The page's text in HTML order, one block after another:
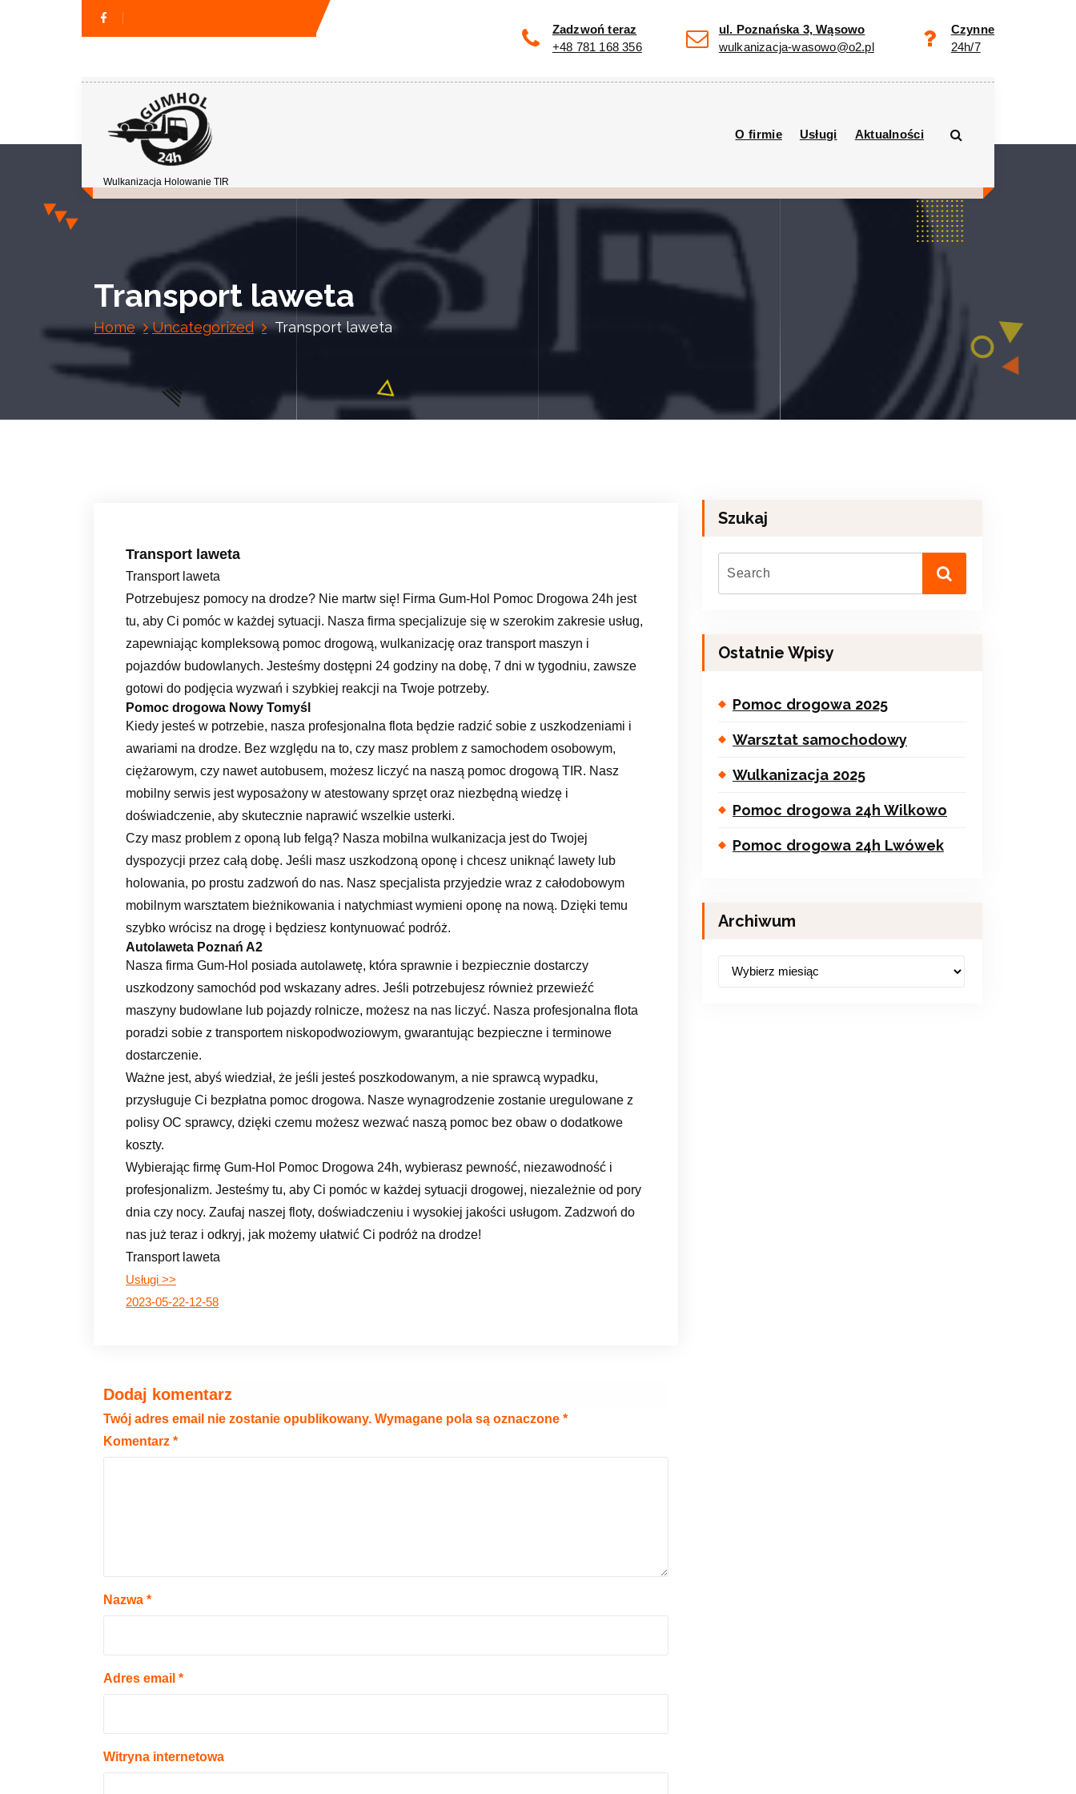
Zadzwoń teraz
+48 781 168 356
ul. Poznańska 3, Wąsowo
wulkanizacja-wasowo@o2.pl
Czynne
24h/7
Wulkanizacja Holowanie TIR
O firmie Usługi Aktualności
Transport laweta
Home Uncategorized Transport laweta
Transport laweta
Transport laweta
Potrzebujesz pomocy na drodze? Nie martw się! Firma Gum-Hol Pomoc Drogowa 24h jest
tu, aby Ci pomóc w każdej sytuacji. Nasza firma specjalizuje się w szerokim zakresie usług,
zapewniając kompleksową pomoc drogową, wulkanizację oraz transport maszyn i
pojazdów budowlanych. Jesteśmy dostępni 24 godziny na dobę, 7 dni w tygodniu, zawsze
gotowi do podjęcia wyzwań i szybkiej reakcji na Twoje potrzeby.
Pomoc drogowa Nowy Tomyśl
Kiedy jesteś w potrzebie, nasza profesjonalna flota będzie radzić sobie z uszkodzeniami i
awariami na drodze. Bez względu na to, czy masz problem z samochodem osobowym,
ciężarowym, czy nawet autobusem, możesz liczyć na naszą pomoc drogową TIR. Nasz
mobilny serwis jest wyposażony w atestowany sprzęt oraz niezbędną wiedzę i
doświadczenie, aby skutecznie naprawić wszelkie usterki.
Czy masz problem z oponą lub felgą? Nasza mobilna wulkanizacja jest do Twojej
dyspozycji przez całą dobę. Jeśli masz uszkodzoną oponę i chcesz uniknąć lawety lub
holowania, po prostu zadzwoń do nas. Nasz specjalista przyjedzie wraz z całodobowym
mobilnym warsztatem bieżnikowania i natychmiast wymieni oponę na nową. Dzięki temu
szybko wrócisz na drogę i będziesz kontynuować podróż.
Autolaweta Poznań A2
Nasza firma Gum-Hol posiada autolawetę, która sprawnie i bezpiecznie dostarczy
uszkodzony samochód pod wskazany adres. Jeśli potrzebujesz również przewieźć
maszyny budowlane lub pojazdy rolnicze, możesz na nas liczyć. Nasza profesjonalna flota
poradzi sobie z transportem niskopodwoziowym, gwarantując bezpieczne i terminowe
dostarczenie.
Ważne jest, abyś wiedział, że jeśli jesteś poszkodowanym, a nie sprawcą wypadku,
przysługuje Ci bezpłatna pomoc drogowa. Nasze wynagrodzenie zostanie uregulowane z
polisy OC sprawcy, dzięki czemu możesz wezwać naszą pomoc bez obaw o dodatkowe
koszty.
Wybierając firmę Gum-Hol Pomoc Drogowa 24h, wybierasz pewność, niezawodność i
profesjonalizm. Jesteśmy tu, aby Ci pomóc w każdej sytuacji drogowej, niezależnie od pory
dnia czy nocy. Zaufaj naszej floty, doświadczeniu i wysokiej jakości usługom. Zadzwoń do
nas już teraz i odkryj, jak możemy ułatwić Ci podróż na drodze!
Transport laweta
Usługi >>
2023-05-22-12-58
Dodaj komentarz
Twój adres email nie zostanie opublikowany. Wymagane pola są oznaczone *
Komentarz *
Nazwa *
Adres email *
Witryna internetowa
Szukaj
Ostatnie Wpisy
Pomoc drogowa 2025
Warsztat samochodowy
Wulkanizacja 2025
Pomoc drogowa 24h Wilkowo
Pomoc drogowa 24h Lwówek
Archiwum